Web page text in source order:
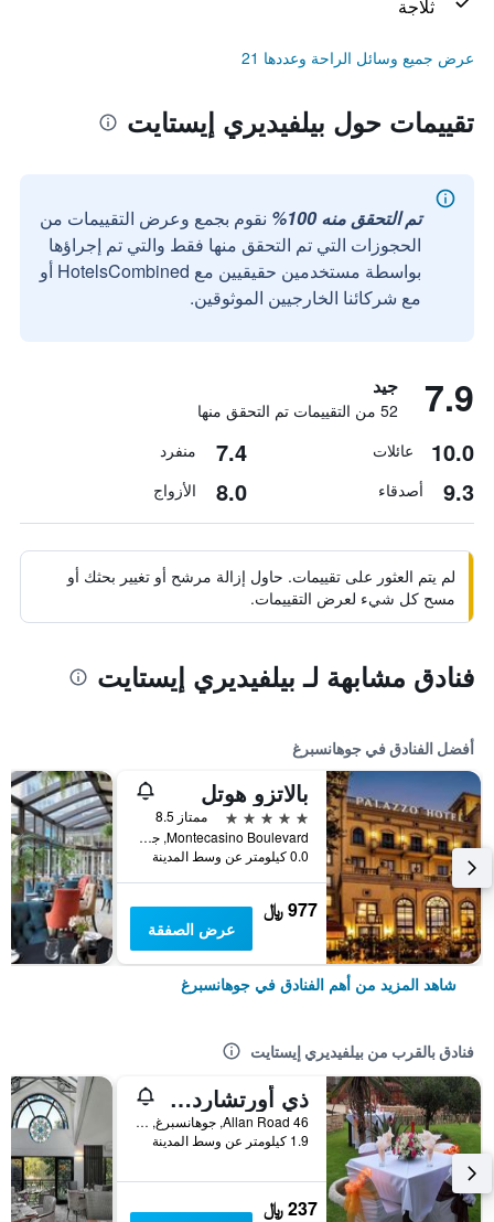
ثلاجة
عرض جميع وسائل الراحة وعددها 21
تقييمات حول بيلفيديري إيستايت
تم التحقق منه 100%
نقوم بجمع وعرض التقييمات من
الحجوزات التي تم التحقق منها فقط والتي تم إجراؤها
بواسطة مستخدمين حقيقيين مع HotelsCombined أو
مع شركائنا الخارجيين الموثوقين.
7.9 جيد
52 من التقييمات تم التحقق منها
10.0 عائلات 7.4 منفرد
9.3 أصدقاء 8.0 الأزواج
لم يتم العثور على تقييمات. حاول إزالة مرشح أو تغيير بحثك أو
مسح كل شيء لعرض التقييمات.
فنادق مشابهة لـ بيلفيديري إيستايت
أفضل الفنادق في جوهانسبرغ
بالاتزو هوتل
5 نجوم
ممتاز 8.5
Montecasino Boulevard, جوهانسبرغ, محافظة غاوتينج, جنوب أفريقيا
0.0 كيلومتر عن وسط المدينة
977 ﷼
عرض الصفقة
شاهد المزيد من أهم الفنادق في جوهانسبرغ
فنادق بالقرب من بيلفيديري إيستايت
ذي أورتشاردز إكزكيوتيف أكوموديشن
46 Allan Road, جوهانسبرغ, محافظة غاوتينج, جنوب أفريقيا
1.9 كيلومتر عن وسط المدينة
237 ﷼